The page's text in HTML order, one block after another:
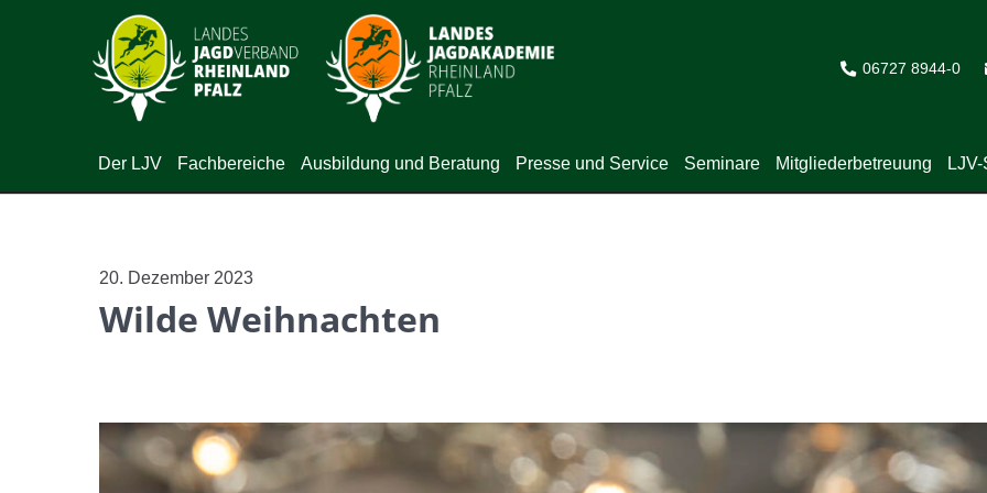
06727 8944-0
Der LJV Fachbereiche Ausbildung und Beratung Presse und Service Seminare Mitgliederbetreuung
20. Dezember 2023
Wilde Weihnachten